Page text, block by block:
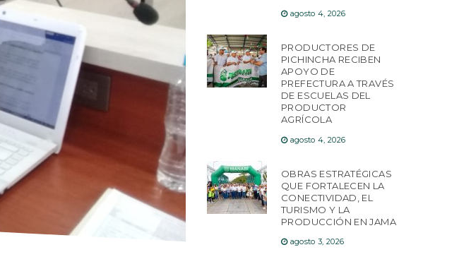
agosto 4, 2026
PRODUCTORES DE
PICHINCHA RECIBEN
APOYO DE
PREFECTURA A TRAVÉS
DE ESCUELAS DEL
PRODUCTOR
AGRÍCOLA
agosto 4, 2026
OBRAS ESTRATÉGICAS
QUE FORTALECEN LA
CONECTIVIDAD, EL
TURISMO Y LA
PRODUCCIÓN EN JAMA
agosto 3, 2026